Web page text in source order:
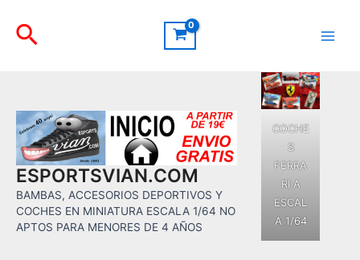
contenido
Buscar
ESPORTSVIAN.COM
BAMBAS, ACCESORIOS DEPORTIVOS Y
COCHES EN MINIATURA ESCALA 1/64 NO
APTOS PARA MENORES DE 4 AÑOS
COCHE
S
FERRA
RI A
ESCAL
A 1/64